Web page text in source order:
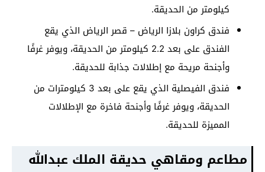
كيلومتر من الحديقة.
فندق كراون بلازا الرياض – قصر الرياض الذي يقع
الفندق على بعد 2.2 كيلومتر من الحديقة، ويوفر غرفًا
وأجنحة مريحة مع إطلالات جذابة للحديقة.
فندق الفيصلية الذي يقع على بعد 3 كيلومترات من
الحديقة، ويوفر غرفًا وأجنحة فاخرة مع الإطلالات
المميزة للحديقة.
مطاعم ومقاهي حديقة الملك عبدالله